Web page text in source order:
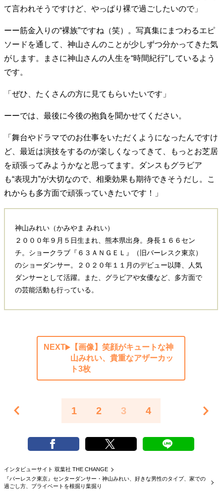
地域とつながる/お金との付き合い方
て言われそうですけど、やっぱり裸で過ごしたいので」
ーー筋金入りの“裸族”ですね（笑）。写真集にまつわるエピ
ソードを通して、神山さんのことが少しずつ分かってきた気
がします。まさに神山さんの人生を“時間紀行”しているよう
です。
「ぜひ、たくさんの方に見てもらいたいです」
ーーでは、最後に今後の抱負を聞かせてください。
「舞台やドラマでのお仕事をいただくようになったんですけ
ど、最近は演技をするのが楽しくなってきて、もっとお芝居
を頑張ってみようかなと思ってます。ダンスもグラビア
も“表現力”が大切なので、相乗効果も期待できそうだし。こ
れからも多方面で頑張っていきたいです！」
神山みれい（かみやま みれい）
２０００年９月５日生まれ、熊本県出身。身長１６６セン
チ。ショークラブ『６３ＡＮＧＥＬ』（旧バーレスク東京）
のショーダンサー。２０２０年１１月のデビュー以降、人気
ダンサーとして活躍。また、グラビアや女優など、多方面で
の芸能活動も行っている。
NEXT
【画像】笑顔がキュートな神
山みれい、貴重なアザーカッ
ト3枚
1 2 3 4
インタビューサイト 双葉社 THE CHANGE
『バーレスク東京』センターダンサー・神山みれい、好きな男性のタイプ、家での
過ごし方、プライベートを根掘り葉掘り